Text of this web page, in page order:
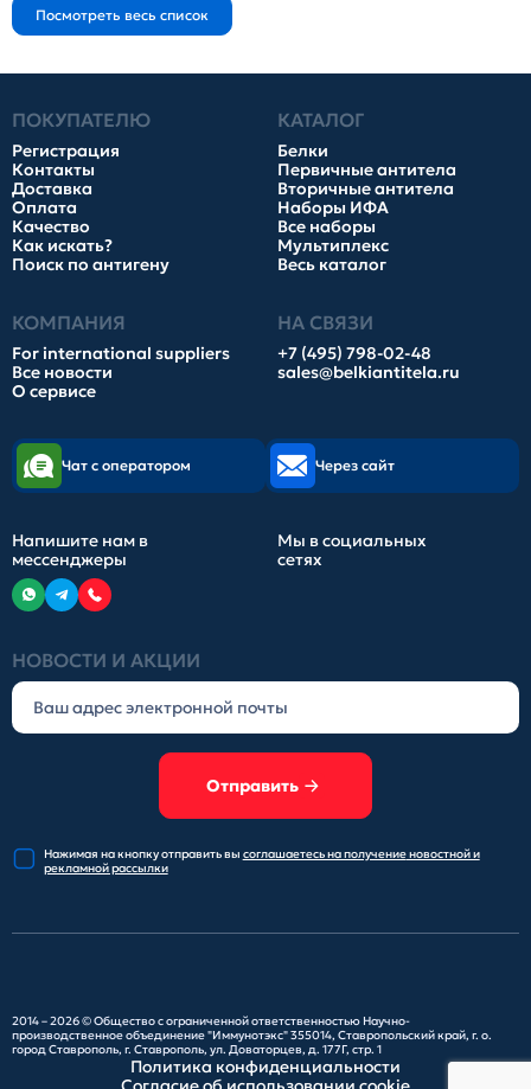
ПОКУПАТЕЛЮ
Регистрация
Контакты
Доставка
Оплата
Качество
Как искать?
Поиск по антигену
КАТАЛОГ
Белки
Первичные антитела
Вторичные антитела
Наборы ИФА
Все наборы
Мультиплекс
Весь каталог
КОМПАНИЯ
For international suppliers
Все новости
О сервисе
НА СВЯЗИ
+7 (495) 798-02-48
sales@belkiantitela.ru
НОВОСТИ И АКЦИИ
Отправить
Нажимая на кнопку отправитьвы соглашаетесь на получениеновостной и
рекламной рассылки
Чат с оператором Через сайт
Напишите нам в
мессенджеры
Мы в социальных
сетях
2014 – 2026 ©Общество с ограниченной ответственностью Научно-
производственное объединение "Иммунотэкс"355014, Ставропольский край, г. о.
город Ставрополь, г. Ставрополь, ул. Доваторцев, д. 177Г, стр. 1
Политика конфиденциальности